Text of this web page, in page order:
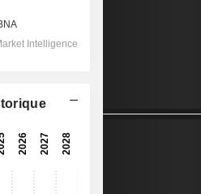
7,32%
18 210